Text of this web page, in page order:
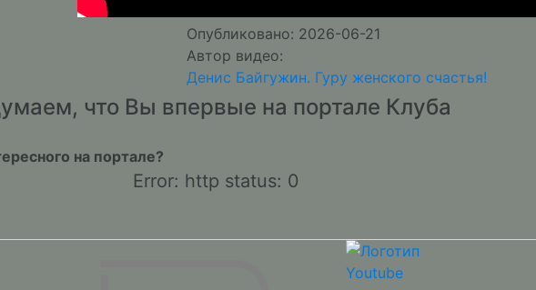
Опубликовано: 2026-06-21
Автор видео:
Денис Байгужин. Гуру женского счастья!
что Вы впервые на портале Клуба
на портале?
Error: http status: 0